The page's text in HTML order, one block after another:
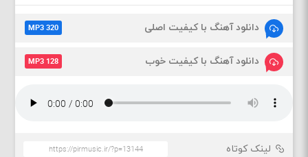
دانلود آهنگ با کیفیت اصلی MP3 320
دانلود آهنگ با کیفیت خوب MP3 128
لینک کوتاه